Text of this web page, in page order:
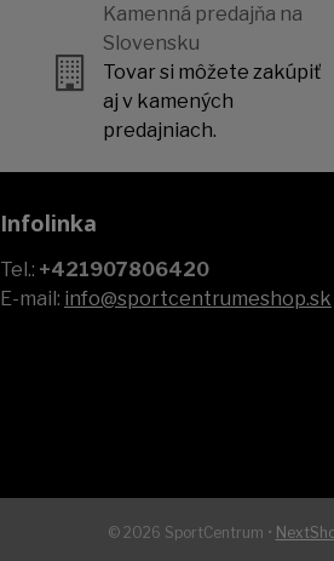
Kamenná predajňa na
Slovensku
Tovar si môžete zakúpiť
aj v kamených
predajniach.
Infolinka
Tel.: +421907806420
E-mail: info@sportcentrumeshop.sk
© 2026 SportCentrum •